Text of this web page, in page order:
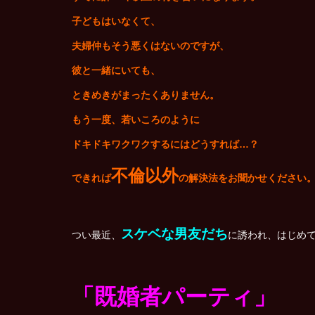
子どもはいなくて、
夫婦仲もそう悪くはないのですが、
彼と一緒にいても、
ときめきがまったくありません。
もう一度、若いころのように
ドキドキワクワクするにはどうすれば…？
できれば不倫以外の解決法をお聞かせください
つい最近、 スケベな男友だちに誘われ、はじめ
「既婚者パーティ」